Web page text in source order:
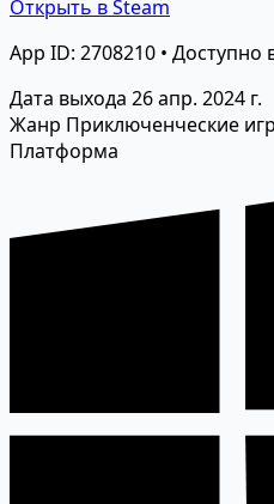
Открыть в Steam
App ID: 2708210 • Доступно
Дата выхода 26 апр. 2024 г.
Жанр Приключенческие
Платформа